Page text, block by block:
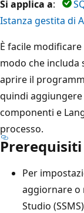
Si applica a:
Istanza gestita di
È facile
modo che includa
aprire il
quindi
componenti e
processo.
Prerequisiti
Per
aggiornare o
Studio